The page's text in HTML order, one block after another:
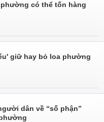
có thể tốn hàng
giữ hay bỏ loa phường
dân về “số phận”